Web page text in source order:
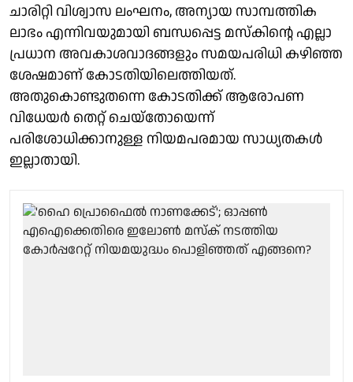
ചാരിറ്റി വിശ്വാസ ലംഘനം, അന്യായ സാമ്പത്തിക
ലാഭം എന്നിവയുമായി ബന്ധപ്പെട്ട മസ്കിന്റെ എല്ലാ
പ്രധാന അവകാശവാദങ്ങളും സമയപരിധി കഴിഞ്ഞ
ശേഷമാണ് കോടതിയിലെത്തിയത്.
അതുകൊണ്ടുതന്നെ കോടതിക്ക് ആരോപണ
വിധേയർ തെറ്റ് ചെയ്തോയെന്ന്
പരിശോധിക്കാനുള്ള നിയമപരമായ സാധ്യതകള്‍
ഇല്ലാതായി.